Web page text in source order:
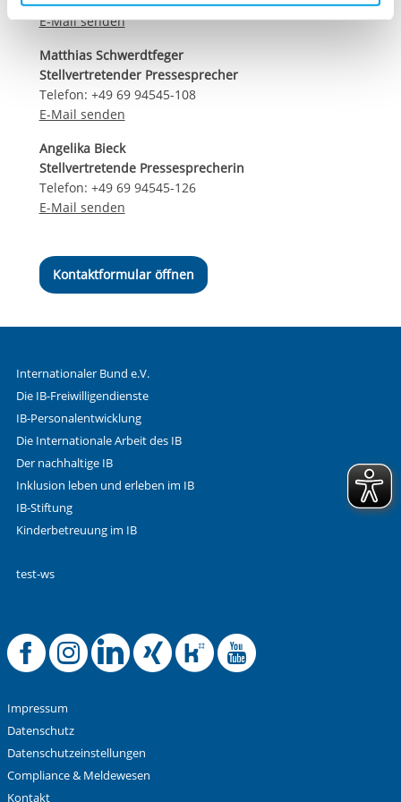
aufgerufenen und somit gewünschten Website-
berechtigter Interessen und daher unabhängig von einer
Einwilligung.
E-Mail senden
Matthias Schwerdtfeger
Stellvertretender Pressesprecher
Telefon: +49 69 94545-108
E-Mail senden
Angelika Bieck
Stellvertretende Pressesprecherin
Telefon: +49 69 94545-126
E-Mail senden
Kontaktformular öffnen
Internationaler Bund e.V.
Die IB-Freiwilligendienste
IB-Personalentwicklung
Die Internationale Arbeit des IB
Der nachhaltige IB
Inklusion leben und erleben im IB
IB-Stiftung
Kinderbetreuung im IB
test-ws
Offizielle
Offizielle
Offizielle
Offizielle
Offizielle
Impressum
Datenschutz
Datenschutzeinstellungen
Compliance & Meldewesen
Kontakt